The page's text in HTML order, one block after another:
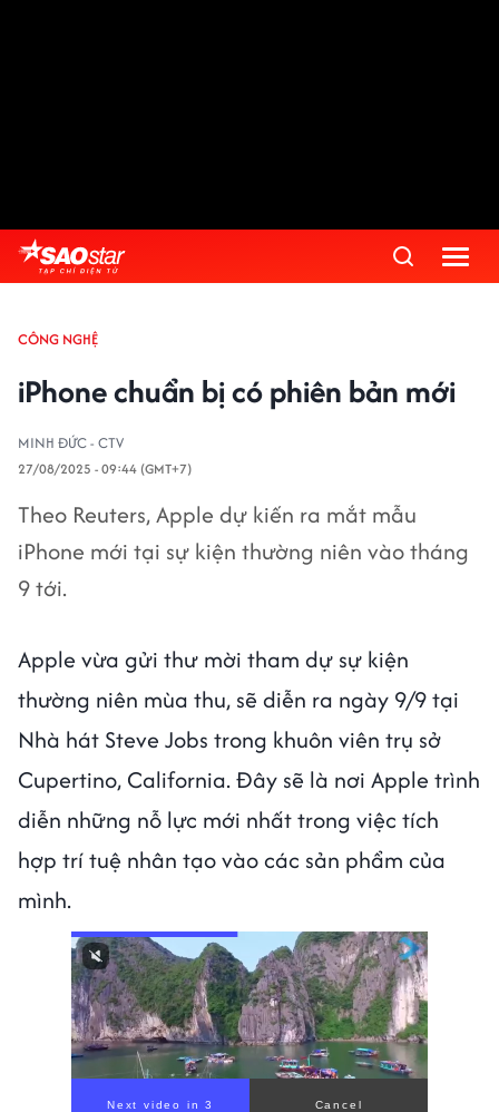
CÔNG NGHỆ
iPhone chuẩn bị có phiên bản mới
MINH ĐỨC - CTV
27/08/2025 - 09:44 (GMT+7)
Theo Reuters, Apple dự kiến ra mắt mẫu
iPhone mới tại sự kiện thường niên vào tháng
9 tới.
Apple vừa gửi thư mời tham dự sự kiện
thường niên mùa thu, sẽ diễn ra ngày 9/9 tại
Nhà hát Steve Jobs trong khuôn viên trụ sở
Cupertino, California. Đây sẽ là nơi Apple trình
diễn những nỗ lực mới nhất trong việc tích
hợp trí tuệ nhân tạo vào các sản phẩm của
mình.
Next video in 1 Cancel